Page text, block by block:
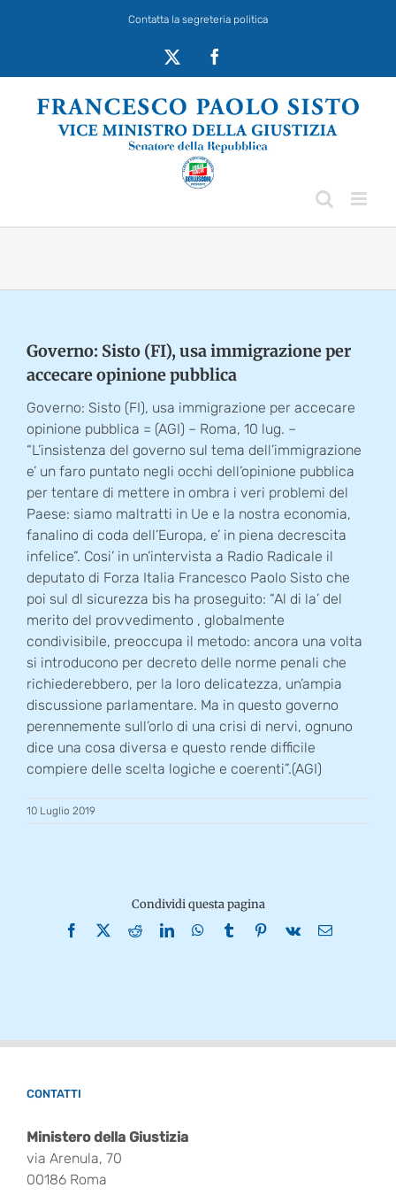
Contatta la segreteria politica
Governo: Sisto (FI), usa immigrazione per
accecare opinione pubblica
Governo: Sisto (FI), usa immigrazione per accecare
opinione pubblica = (AGI) – Roma, 10 lug. –
“L’insistenza del governo sul tema dell’immigrazione
e’ un faro puntato negli occhi dell’opinione pubblica
per tentare di mettere in ombra i veri problemi del
Paese: siamo maltratti in Ue e la nostra economia,
fanalino di coda dell’Europa, e’ in piena decrescita
infelice”. Cosi’ in un’intervista a Radio Radicale il
deputato di Forza Italia Francesco Paolo Sisto che
poi sul dl sicurezza bis ha proseguito: “Al di la’ del
merito del provvedimento , globalmente
condivisibile, preoccupa il metodo: ancora una volta
si introducono per decreto delle norme penali che
richiederebbero, per la loro delicatezza, un’ampia
discussione parlamentare. Ma in questo governo
perennemente sull’orlo di una crisi di nervi, ognuno
dice una cosa diversa e questo rende difficile
compiere delle scelta logiche e coerenti”.(AGI)
10 Luglio 2019
Condividi questa pagina
Facebook
X RedditLinkedInWhatsApp
TumblrPinterest
Vk Email
CONTATTI
Ministero della Giustizia
via Arenula, 70
00186 Roma